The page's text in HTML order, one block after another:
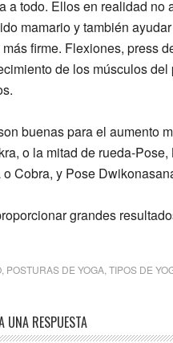
a todo. Ellos en realidad no
mamario y también
firme. Flexiones, press
de los músculos
buenas para el aumento
o la mitad de rueda-
Cobra, y Pose
grandes
POSTURAS DE YOGA TIPOS DE
UNA RESPUESTA